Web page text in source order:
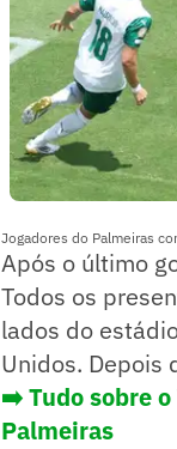
Jogadores do Palmeiras
Após o último
Todos os
lados do
Unidos. Depois
➡️ Tudo sobre o
Palmeiras